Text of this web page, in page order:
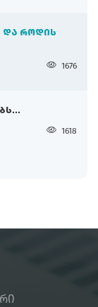
ᲓᲐ ᲠᲝᲓᲘᲡ
1676
1618